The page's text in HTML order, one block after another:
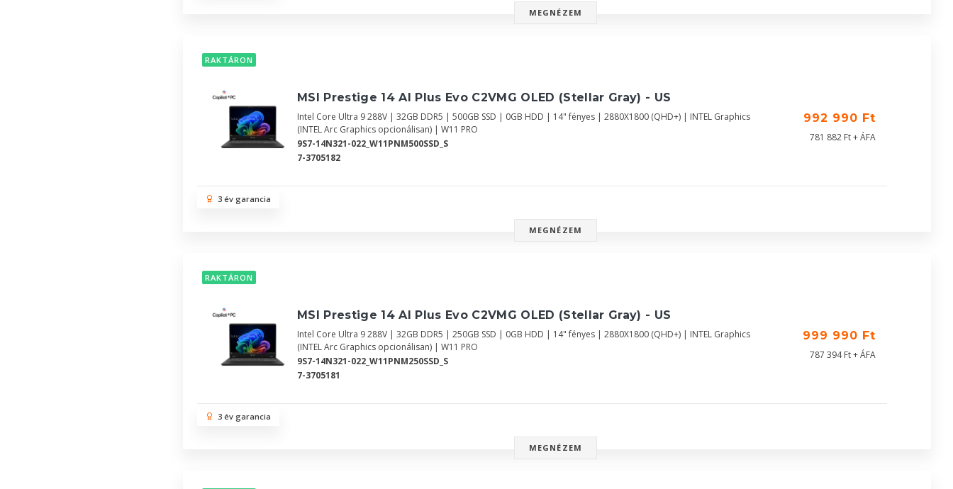
MEGNÉZEM
RAKTÁRON
MSI Prestige 14 AI Plus Evo C2VMG OLED (Stellar Gray) - US
Intel Core Ultra 9 288V | 32GB DDR5 | 500GB SSD | 0GB HDD | 14" fényes | 2880X1800 (QHD+) | INTEL Graphics
(INTEL Arc Graphics opcionálisan) | W11 PRO
9S7-14N321-022_W11PNM500SSD_S
7-3705182
992 990 Ft
781 882 Ft + ÁFA
3 év garancia
MEGNÉZEM
RAKTÁRON
MSI Prestige 14 AI Plus Evo C2VMG OLED (Stellar Gray) - US
Intel Core Ultra 9 288V | 32GB DDR5 | 250GB SSD | 0GB HDD | 14" fényes | 2880X1800 (QHD+) | INTEL Graphics
(INTEL Arc Graphics opcionálisan) | W11 PRO
9S7-14N321-022_W11PNM250SSD_S
7-3705181
999 990 Ft
787 394 Ft + ÁFA
3 év garancia
MEGNÉZEM